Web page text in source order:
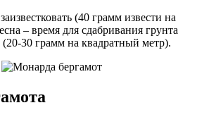
(40 грамм извести на
– время для сдабривания грунта
30 грамм на квадратный метр).